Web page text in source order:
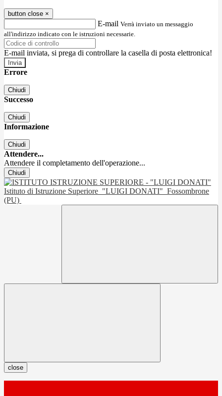
button close ×
E-mail Verrà inviato un messaggio
all'indirizzo indicato con le istruzioni necessarie.
E-mail inviata, si prega di controllare la casella di posta elettronica!
Errore
Chiudi
Successo
Chiudi
Informazione
Chiudi
Attendere...
Attendere il completamento dell'operazione...
Chiudi
Istituto di Istruzione Superiore "LUIGI DONATI" Fossombrone
(PU)
close